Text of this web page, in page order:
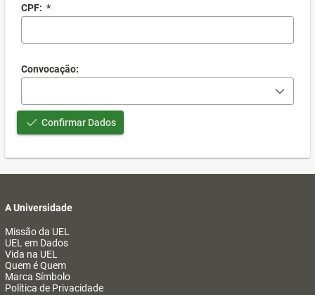
CPF: *
Convocação:
Confirmar Dados
A Universidade
Missão da UEL
UEL em Dados
Vida na UEL
Quem é Quem
Marca Símbolo
Política de Privacidade